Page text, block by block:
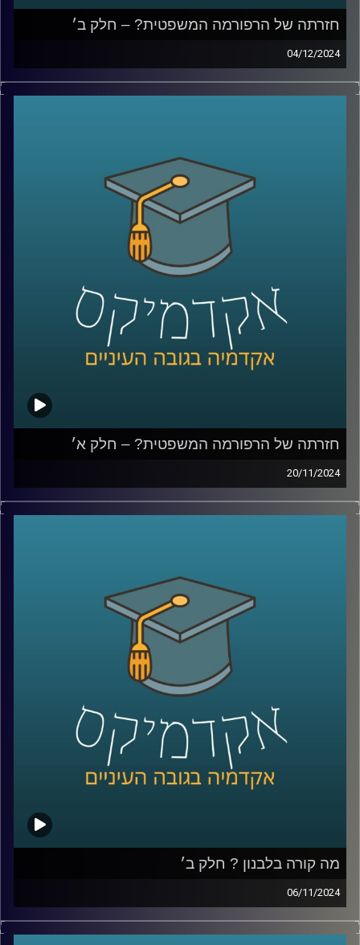
חזרתה של הרפורמה המשפטית? – חלק ב׳
04/12/2024
בפרק הקודם עשינו סדר במושגי היסוד, מה כוללת הרפורמה
המשפטית, מה היא בכלל פסקת ההתגברות, עילת הסבירות,
ובהונגריה ומה נקודות השוני והדמיון בינינו לבינםהיום נדבר
עוד על ביקורת שיפוטית, האם התזמון של פרסום פסק הדין
מפלג את העם?, נדבר על האג והאם מערכת המשפט שלנו
מגינה עלינו, במה כן המבקרים של מערכת המשפט צודקים
ואיך אפשר לתקן, למה לא מכנסים את הועידה למינוי שופטים,
למה הויכוח והמחאה סחפה כל כך הרבה אנשים ולבסוף נדבר
גם על לימודי משפטים; איך מתמודדים עם כניסת הבינה
המלאכותית והאם כדאי ללמוד משפטים כשהשוק כל כך רווי?
שוב איתנו בחלק ב׳, יניב רוזנאי, פרופ׳ חבר וסגן הדיקן בבית
ספר הארי רדזינר למשפטים, ומנהל משותף של מרכז
רובינשטיין לאתגרים חוקתיים.
חזרתה של הרפורמה המשפטית? – חלק א׳
20/11/2024
למעלה משנה עברה מאז הרפורמה המשפטית של יריב לוין,
שכללה בין היתר, הצעה לחוקק פסקת התגברות ברוב של 61,
החלטות של הממשלה או שריה. תיקון הסבירות עבר ובוטל,
ורבים חשבו שזוהי סופה של הרפורמה, אלא שבימים אלו ניכר
שמנסים לקדמה שובאז מה קורה עם הרפורמה, מה הקואליציה
מנסה להשיג, היתרונות והחסרונות והאם וכיצד בכלל ראוי
בסוגיות האלו ויותר נדון היום עם פרופ׳ יניב רוזנאי,פרופ׳ חבר
וסגן הדיקן בבית ספר הארי רדזינר למשפטים, ומנהל משותף
של מרכז רובינשטיין לאתגרים חוקתיים.
קרדיט תמונות:AudioVersity
מה קורה בלבנון ? חלק ב׳
06/11/2024
בפרק הקודם דיברנו על ההיסטוריה של לבנון, הרכב
האוכלוסייה, הסיבות למשבר והמתיחות איתנו והפרק נדבר יותר